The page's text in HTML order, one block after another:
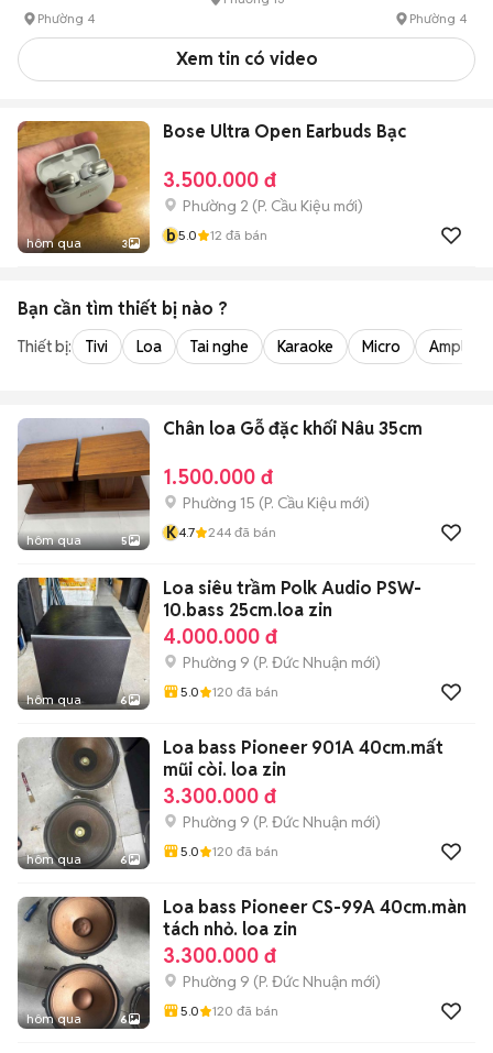
Phường 4 Phường 4
Xem tin có video
hôm qua 3
Bose Ultra Open Earbuds Bạc
3.500.000 đ
Phường 2 (P. Cầu Kiệu mới)
b5.0 12 đã bán
Bạn cần tìm thiết bị nào ?
Thiết bị: Tivi Loa Tai nghe Karaoke Micro Amply
hôm qua 5
Chân loa Gỗ đặc khối Nâu 35cm
1.500.000 đ
Phường 15 (P. Cầu Kiệu mới)
K4.7 244 đã bán
hôm qua 6
Loa siêu trầm Polk Audio PSW-
10.bass 25cm.loa zin
4.000.000 đ
Phường 9 (P. Đức Nhuận mới)
5.0 120 đã bán
hôm qua 6
Loa bass Pioneer 901A 40cm.mất
mũi còi. loa zin
3.300.000 đ
Phường 9 (P. Đức Nhuận mới)
5.0 120 đã bán
hôm qua 6
Loa bass Pioneer CS-99A 40cm.màn
tách nhỏ. loa zin
3.300.000 đ
Phường 9 (P. Đức Nhuận mới)
5.0 120 đã bán